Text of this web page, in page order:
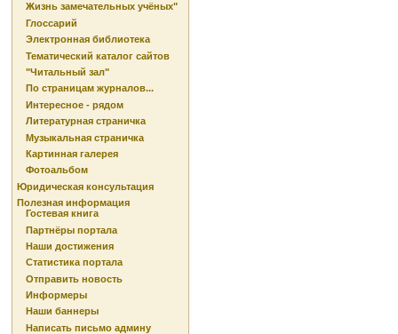
Жизнь замечательных учёных"
Глоссарий
Электронная библиотека
Тематический каталог сайтов
"Читальный зал"
По страницам журналов...
Интересное - рядом
Литературная страничка
Музыкальная страничка
Картинная галерея
Фотоальбом
Юридическая консультация
Полезная информация
Гостевая книга
Партнёры портала
Наши достижения
Статистика портала
Отправить новость
Информеры
Наши баннеры
Написать письмо админу